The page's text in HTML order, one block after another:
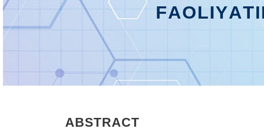
ABSTRACT